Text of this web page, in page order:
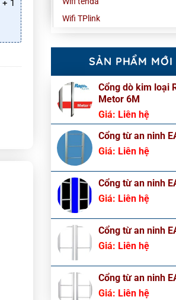
Wifi TPlink
SẢN PHẨM MỚI
Cổng dò kim loại
Metor 6M
Giá: Liên hệ
Cổng từ an ninh
Giá: Liên hệ
Cổng từ an ninh
Giá: Liên hệ
Cổng từ an ninh
Giá: Liên hệ
Cổng từ an ninh
Giá: Liên hệ
1